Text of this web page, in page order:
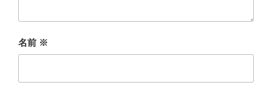
名前 ※